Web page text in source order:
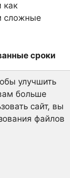
как
сложные
сроки
четко
их
—
улучшить
больше
сайт, вы
файлов
Щербинке
лом.
цен! 👀
и будьте
лист на